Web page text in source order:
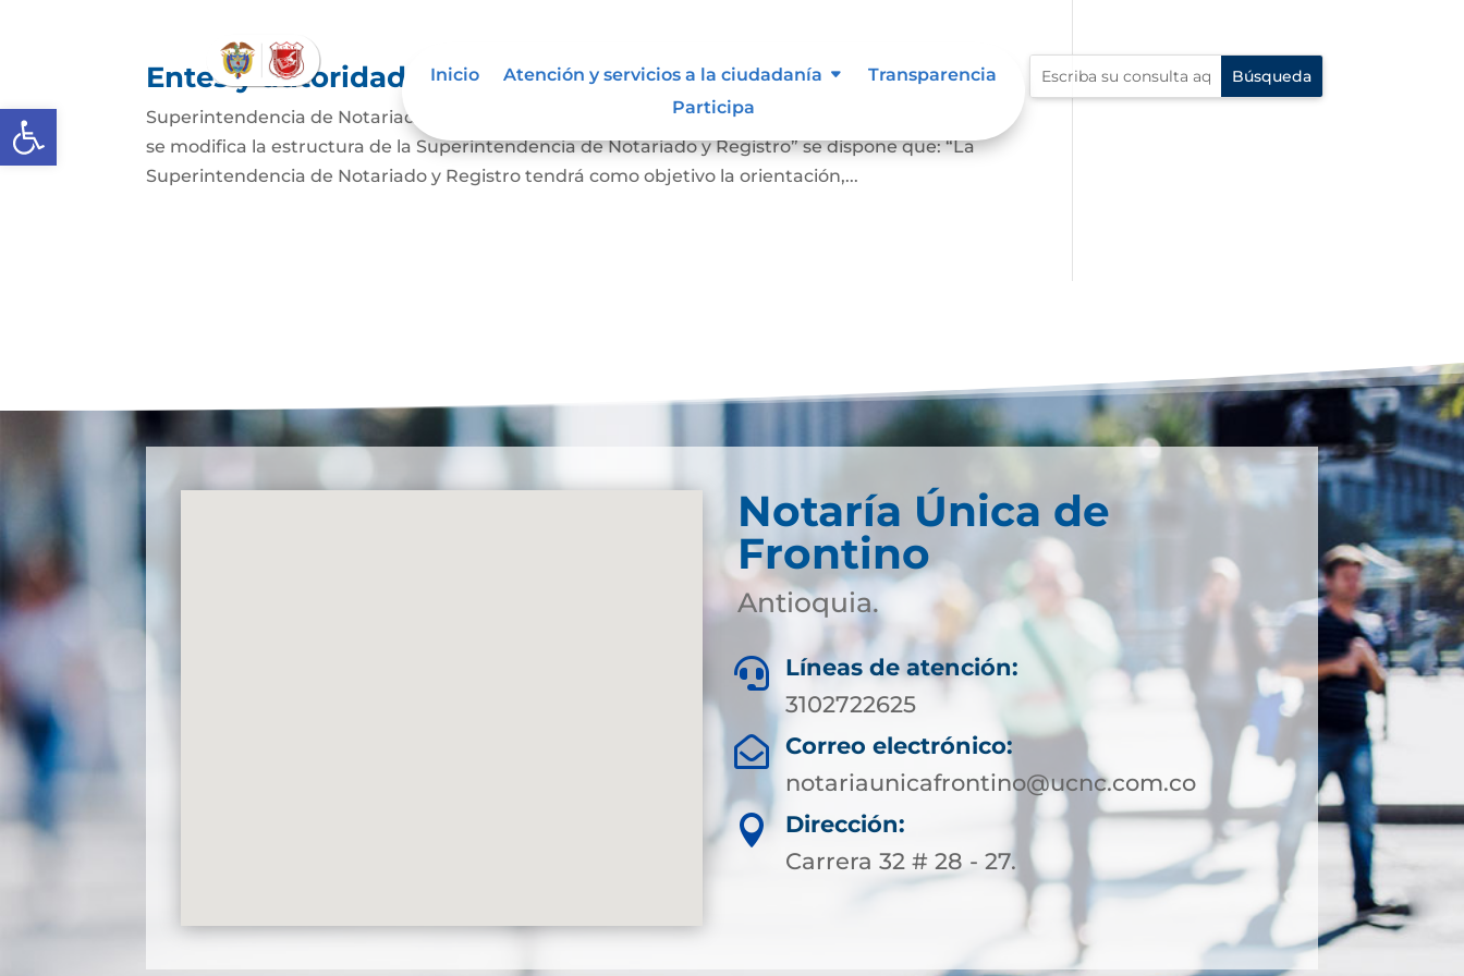
Abrir barra de herramientas
Inicio Atención y servicios a la ciudadanía
Transparencia
Participa
Entes y autoridades que lo vigilan
Superintendencia de Notariado y Registro En el Artículo 4 del Decreto 2723 de 2014, “Por el cual
se modifica la estructura de la Superintendencia de Notariado y Registro” se dispone que: “La
Superintendencia de Notariado y Registro tendrá como objetivo la orientación,...
Notaría Única de
Frontino
Antioquia.

Líneas de atención:
3102722625

Correo electrónico:
notariaunicafrontino@ucnc.com.co

Dirección:
Carrera 32 # 28 - 27.